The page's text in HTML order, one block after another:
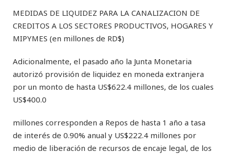
MEDIDAS DE LIQUIDEZ PARA LA CANALIZACION DE
CREDITOS A LOS SECTORES PRODUCTIVOS, HOGARES Y
MIPYMES (en millones de RD$)
Adicionalmente, el pasado año la Junta Monetaria
autorizó provisión de liquidez en moneda extranjera
por un monto de hasta US$622.4 millones, de los cuales
US$400.0
millones corresponden a Repos de hasta 1 año a tasa
de interés de 0.90% anual y US$222.4 millones por
medio de liberación de recursos de encaje legal, de los